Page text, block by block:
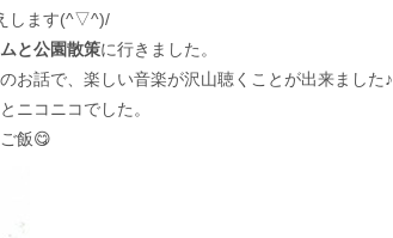
します(^▽^)/
と公園散策に行きました。
お話で、楽しい音楽が沢山聴くことが出来ました♪
ニコニコでした。
飯😋